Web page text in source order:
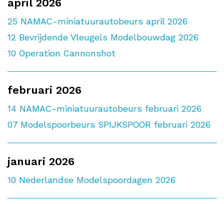
april 2026
25 NAMAC-miniatuurautobeurs april 2026
12 Bevrijdende Vleugels Modelbouwdag 2026
10 Operation Cannonshot
februari 2026
14 NAMAC-miniatuurautobeurs februari 2026
07 Modelspoorbeurs SPIJKSPOOR februari 2026
januari 2026
10 Nederlandse Modelspoordagen 2026